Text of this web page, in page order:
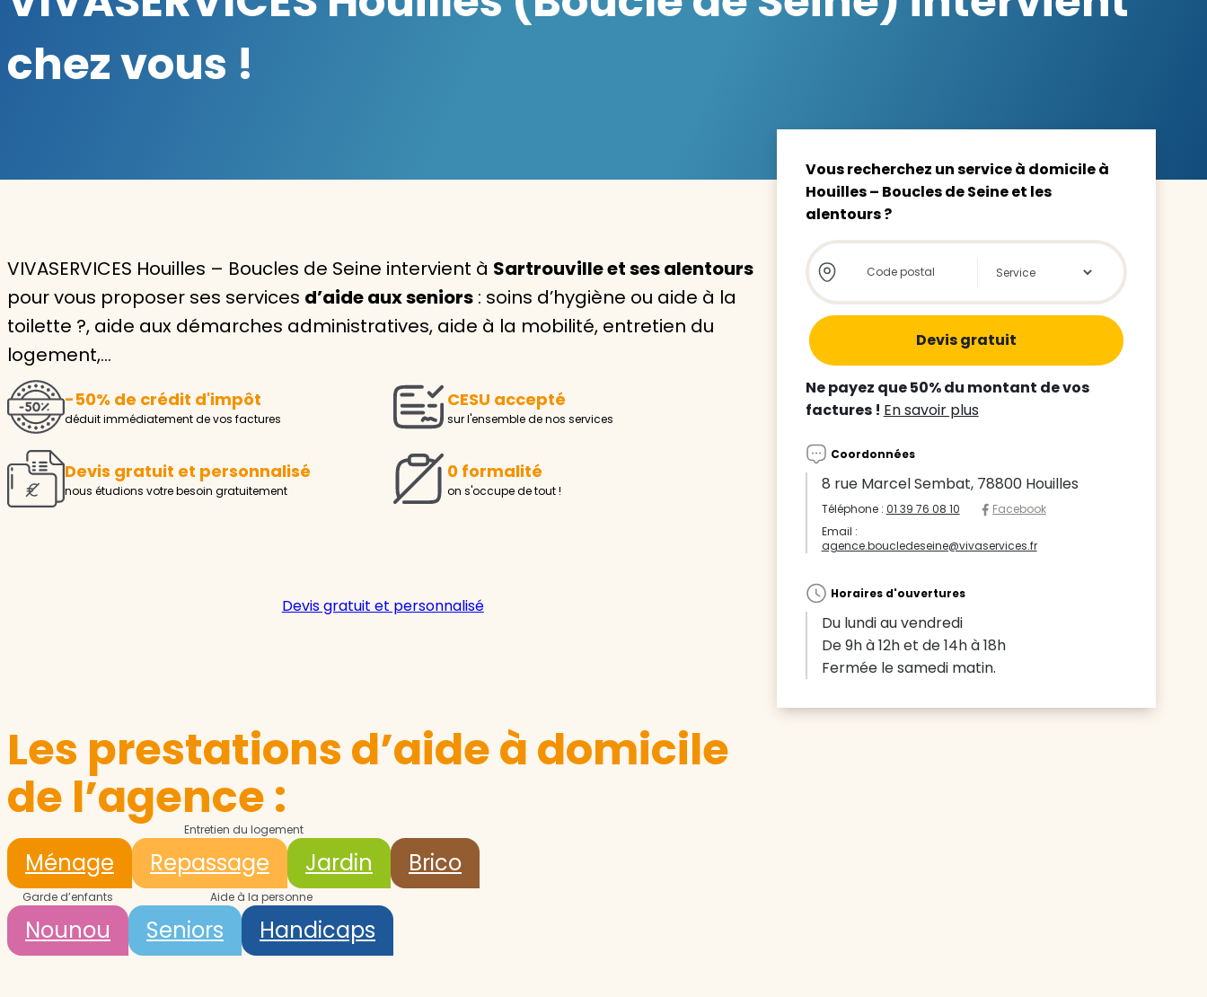
Nounou
service à domicile qui vous
Pour l’entretien de votre logement, la garde de votre enfant
ou l’accompagnement d’un parent, nos intervenants à
domicile sont là pour vous épauler.
Demander un devis gratuit
Trouver mon agence
chez vous !
VIVASERVICES Houilles – Boucles de Seine intervient à Sartrouville et ses alentours
pour vous proposer ses services d’aide aux seniors : soins d’hygiène ou aide à la
toilette ?, aide aux démarches administratives, aide à la mobilité, entretien du
logement,…
-50% de crédit d'impôt
déduit immédiatement de vos factures
CESU accepté
sur l'ensemble de nos services
Devis gratuit et personnalisé
nous étudions votre besoin gratuitement
0 formalité
on s'occupe de tout !
Devis gratuit et personnalisé
Les prestations d’aide à domicile
de l’agence :
Entretien du logement
Ménage Repassage Jardin Brico
Garde d’enfants
Nounou
Aide à la personne
Seniors Handicaps
Vous recherchez un service à domicile à
Houilles – Boucles de Seine et les
alentours ?
Store locator global - Autocompletion
Rechercher
Ne payez que 50% du montant de vos
factures ! En savoir plus
Coordonnées
8 rue Marcel Sembat, 78800 Houilles
Téléphone : 01 39 76 08 10
Facebook
Email :
agence.boucledeseine@vivaservices.fr
Horaires d'ouvertures
Du lundi au vendredi
De 9h à 12h et de 14h à 18h
Fermée le samedi matin.